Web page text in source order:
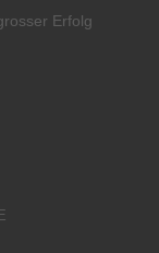
Erfolg